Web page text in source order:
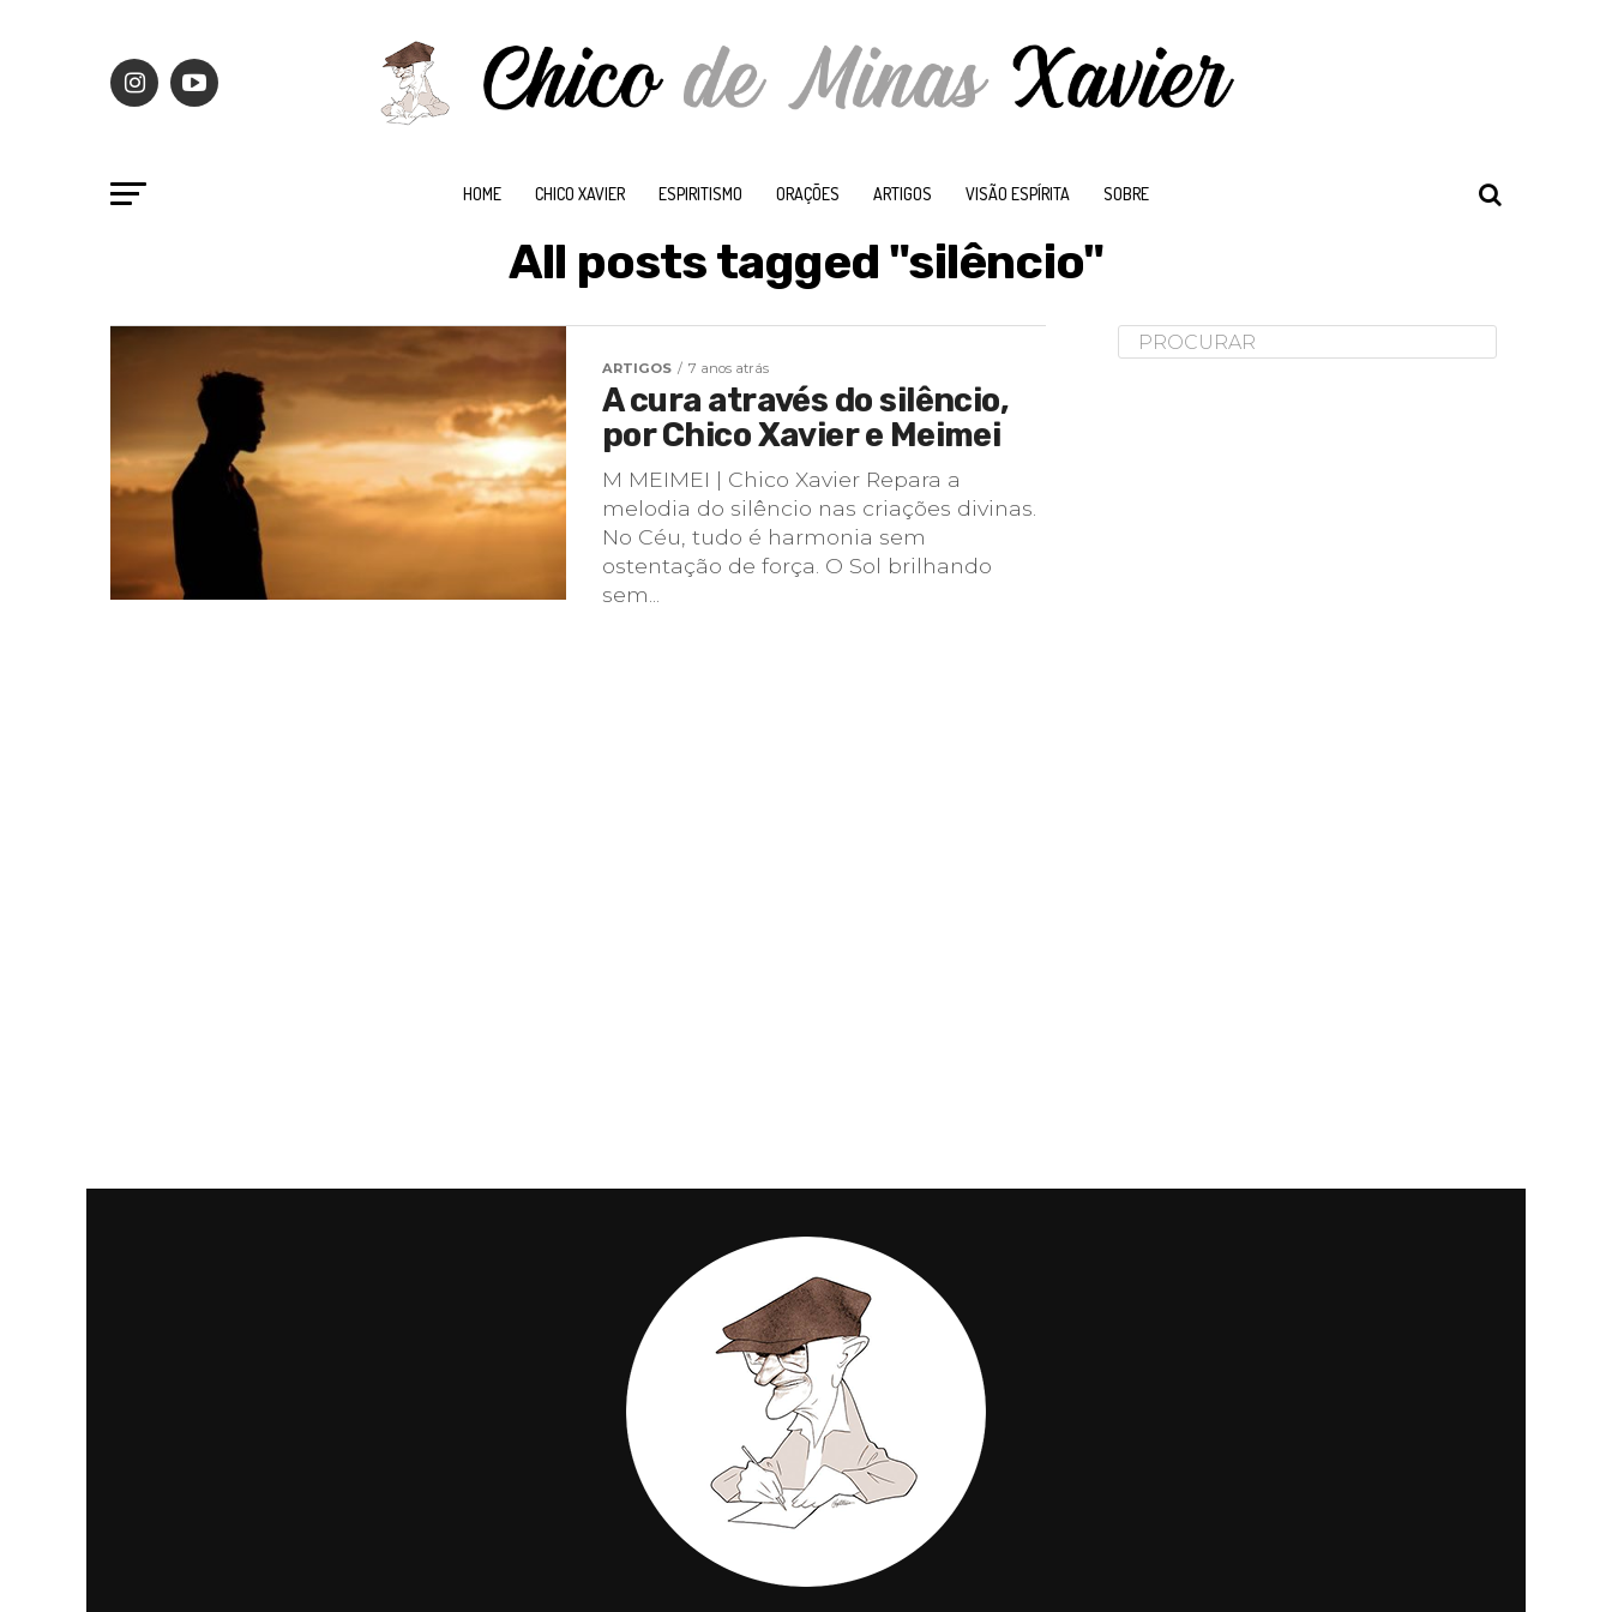
HOME CHICO XAVIER ESPIRITISMO ORAÇÕES ARTIGOS VISÃO ESPÍRITA SOBRE
All posts tagged "silêncio"
ARTIGOS 7 anos atrás
A cura através do silêncio,
por Chico Xavier e Meimei
M MEIMEI | Chico Xavier Repara a
melodia do silêncio nas criações divinas.
No Céu, tudo é harmonia sem
ostentação de força. O Sol brilhando
sem...